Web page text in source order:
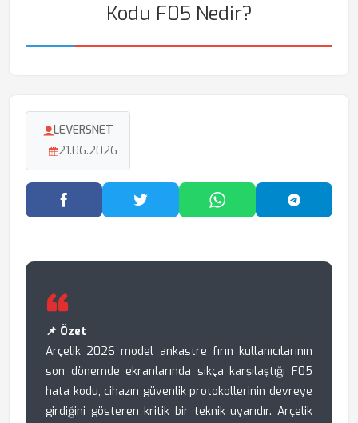
Kodu F05 Nedir?
LEVERSNET
21.06.2026
Facebook'ta PaylaşTwitter'da PaylaşWhatsApp'ta Paylaş
📌 Özet
Arçelik 2026 model ankastre fırın kullanıcılarının
son dönemde ekranlarında sıkça karşılaştığı F05
hata kodu, cihazın güvenlik protokollerinin devreye
girdiğini gösteren kritik bir teknik uyarıdır. Arçelik